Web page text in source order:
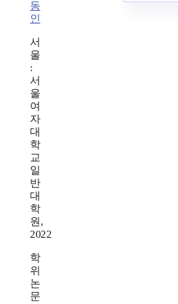
동
인
서
울
:
서
울
여
자
대
학
교
일
반
대
학
원,
2022
학
위
논
문